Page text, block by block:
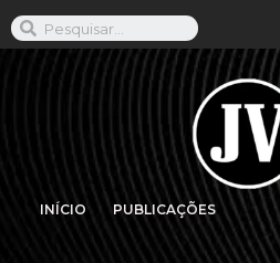
INÍCIO PUBLICAÇÕES